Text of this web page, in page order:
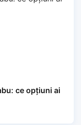
ce opțiuni ai